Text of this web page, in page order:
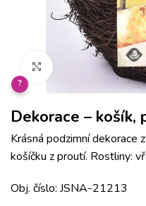
Klikněte pro
?
Dekorace – košík,
Krásná podzimní dekorace
košíčku z proutí. Rostliny:
Obj. číslo: JSNA-21213